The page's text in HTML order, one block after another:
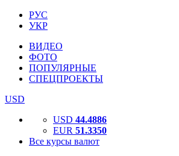
РУС
УКР
ВИДЕО
ФОТО
ПОПУЛЯРНЫЕ
СПЕЦПРОЕКТЫ
USD
USD 44.4886
EUR 51.3350
Все курсы валют